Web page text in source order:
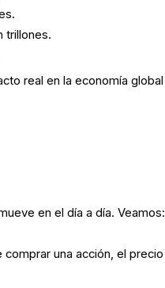
trillones.
real en la economía global
en el día a día. Veamos:
una acción, el precio